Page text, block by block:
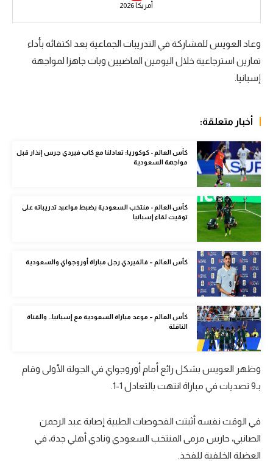
كرة سلة
كرة يد
رياضة نسائية
آسيا
أمريكا
ركن الألعاب
أقسام خاصة
Gamers
ميركاتو
تحقيق في الجول
تقرير في الجول
تحليل في الجول
حكايات في الجول
كويز في الجول
أمريكا 2026
وعاد العويس للمشاركة في التدريبات الجماعية بعد اكتفائه بأداء
تمارين استرجاعية خلال اليومين الماضيين وبات جاهزا لمواجهة
إسبانيا.
أخبار متعلقة:
كأس العالم - كوكوريا: تعادلنا مع كاب فيردي جرس إنذار قبل
مواجهة السعودية
كأس العالم - منتخب السعودية يضبط مواعيد تدريباته على
توقيت لقاء إسبانيا
كأس العالم – فالفيردي رجل مباراة أوروجواي والسعودية
كأس العالم – موعد مباراة السعودية مع إسبانيا.. والقناة
الناقلة
وظهر العويس بشكل رائع أمام أوروجواي في الجولة الأولى وقام
بـ9 تصديات في مباراة انتهت بالتعادل 1-1.
في الوقت نفسه أثبتت الفحوصات الطبية إصابة عبد الرحمن
الصانبي، حارس مرمى المنتخب السعودي ونادي أهلي جدة، في
العضلة الخلفية للفخذ.